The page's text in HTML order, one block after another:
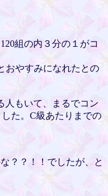
組の内３分の１がコ
おやすみになれたとの
人もいて、まるでコン
た。C級あたりまでの
？？！！でしたが、と